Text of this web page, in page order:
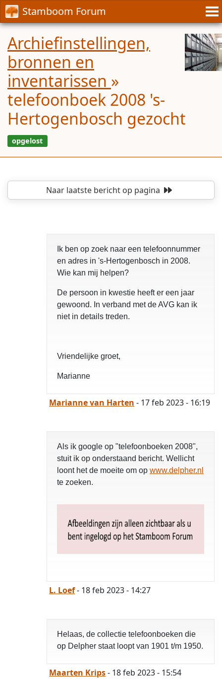
Stamboom Forum
Archiefinstellingen,
bronnen en
inventarissen »
telefoonboek 2008 's-
Hertogenbosch gezocht
opgelost
Naar laatste berichtop pagina
Ik ben op zoek naar een telefoonnummer
en adres in 's-Hertogenbosch in 2008.
Wie kan mij helpen?
De persoon in kwestie heeft er een jaar
gewoond. In verband met de AVG kan ik
niet in details treden.
Vriendelijke groet,
Marianne
Marianne van Harten - 17 feb 2023 - 16:19
Als ik google op "telefoonboeken 2008",
stuit ik op onderstaand bericht. Wellicht
loont het de moeite om op www.delpher.nl
te zoeken.
L. Loef- 18 feb 2023 - 14:27
Helaas, de collectie telefoonboeken die
op Delpher staat loopt van 1901 t/m 1950.
Maarten Krips- 18 feb 2023 - 15:54